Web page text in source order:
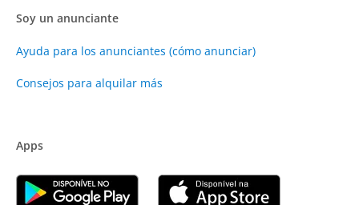
Soy un anunciante
Ayuda para los anunciantes (cómo anunciar)
Consejos para alquilar más
Apps